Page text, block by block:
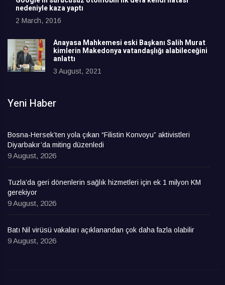
nedeniyle kaza yaptı
2 March, 2016
Anayasa Mahkemesi eski Başkanı Salih Murat
kimlerin Makedonya vatandaşlığı alabileceğini
anlattı
3 August, 2021
Yeni Haber
Bosna-Hersek’ten yola çıkan “Filistin Konvoyu” aktivistleri
Diyarbakır’da miting düzenledi
9 August, 2026
Tuzla’da geri dönenlerin sağlık hizmetleri için ek 1 milyon KM
gerekiyor
9 August, 2026
Batı Nil virüsü vakaları açıklanandan çok daha fazla olabilir
9 August, 2026